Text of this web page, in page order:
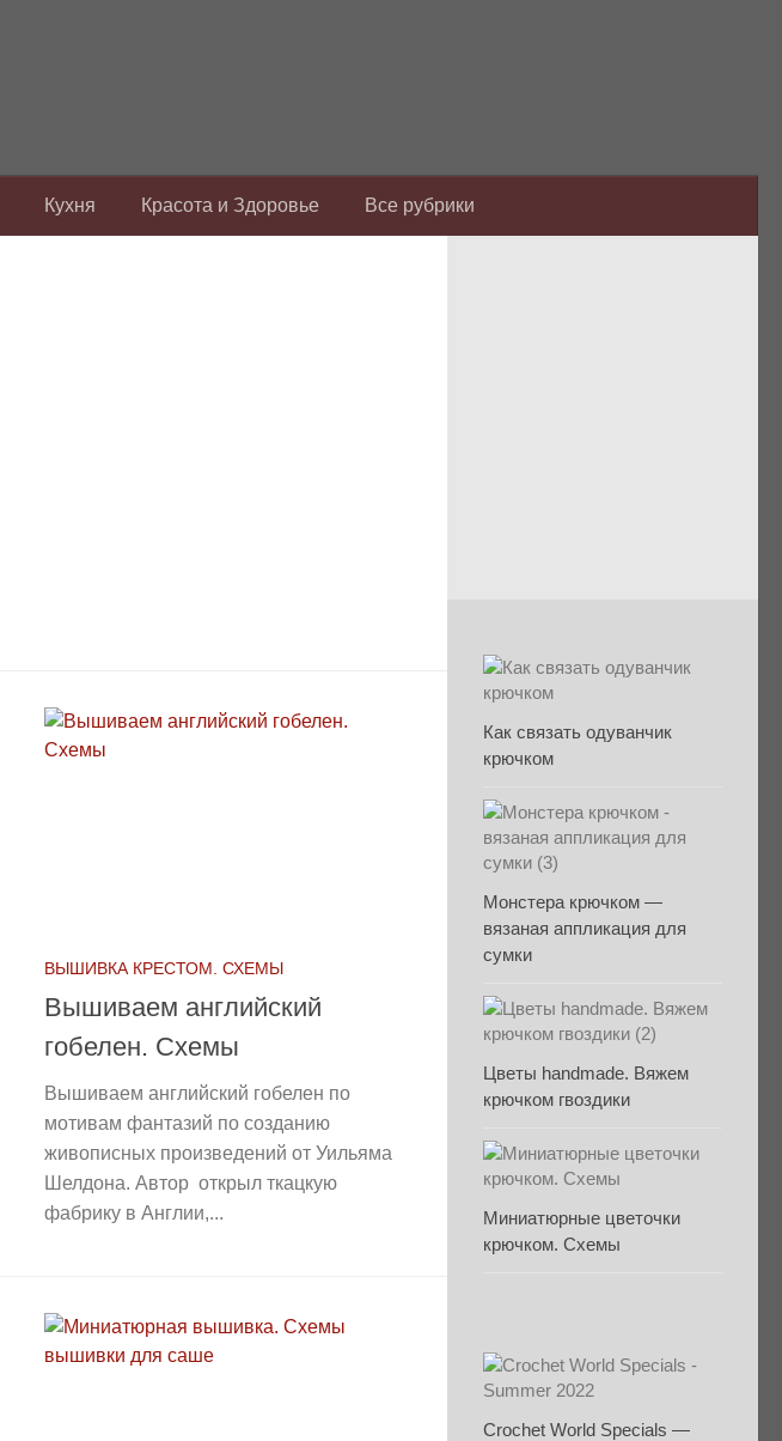
Кухня Красота и Здоровье Все рубрики
ВЫШИВКА КРЕСТОМ. СХЕМЫ
Вышиваем английский
гобелен. Схемы
Вышиваем английский гобелен по
мотивам фантазий по созданию
живописных произведений от Уильяма
Шелдона. Автор открыл ткацкую
фабрику в Англии,...
Как связать одуванчик
крючком
Монстера крючком —
вязаная аппликация для
сумки
Цветы handmade. Вяжем
крючком гвоздики
Миниатюрные цветочки
крючком. Схемы
Crochet World Specials —